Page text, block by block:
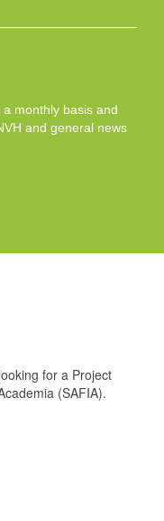
a monthly basis and
and general news
for a Project
(SAFIA).